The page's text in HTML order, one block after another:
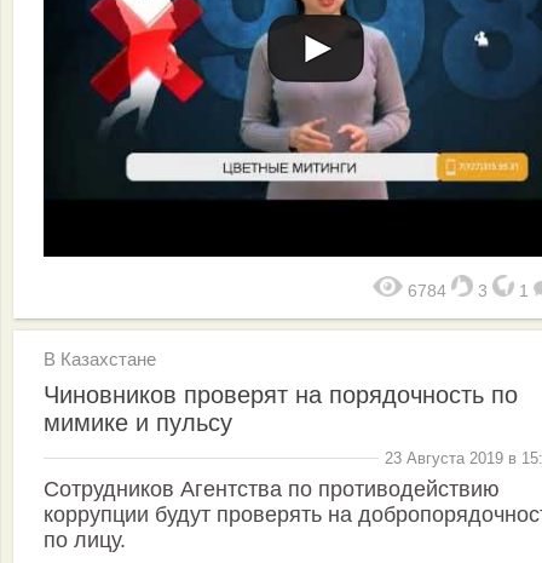
6784 3 1
В Казахстане
Чиновников проверят на порядочность по
мимике и пульсу
23 Августа 2019 в
Сотрудников Агентства по противодействию
коррупции будут проверять на
по лицу.